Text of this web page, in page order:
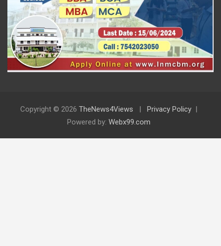
Copyright © 2026 TheNews4Views
Privacy Policy
Powered by: Webx99.com